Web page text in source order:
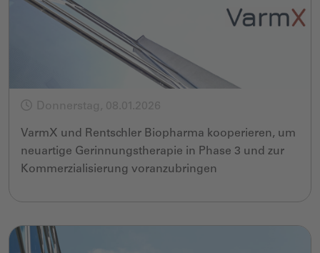
VarmX und Rentschler Biopharma kooperieren, um
neuartige Gerinnungstherapie in Phase 3 und zur
Kommerzialisierung voranzubringen